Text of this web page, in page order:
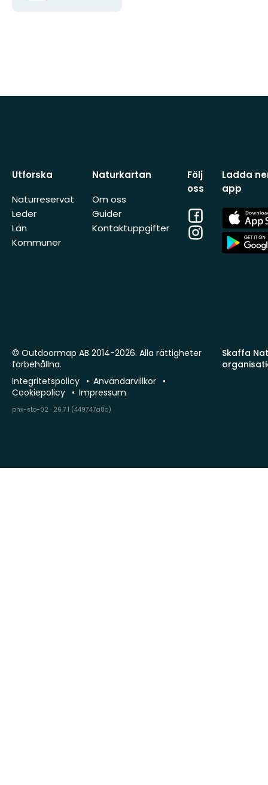
Utforska
Naturreservat
Leder
Län
Kommuner
Naturkartan
Om oss
Guider
Kontaktuppgifter
Följ
oss
Facebook
Instagram
Ladda
app
App
Store
App
Store
Skaffa
© Outdoormap AB 2014-2026. Alla rättigheter
förbehållna.
Integritetspolicy
Användarvillkor
Cookiepolicy
Impressum
phx-sto-02 · 26.7.1 (449747a8c)